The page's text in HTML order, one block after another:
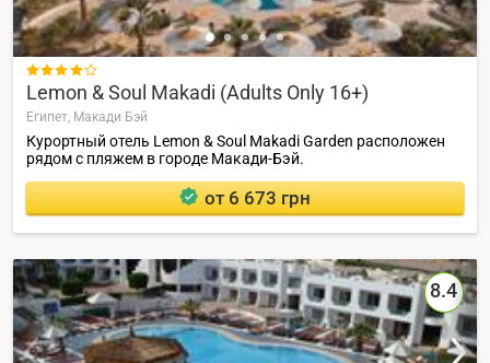

Lemon & Soul Makadi (Adults Only 16+)
Египет, Макади Бэй
Курортный отель Lemon & Soul Makadi Garden расположен
рядом с пляжем в городе Макади-Бэй.
от 6 673 грн
8.4